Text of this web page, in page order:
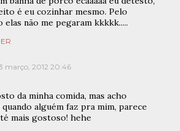
é eu cozinhar mesmo. Pelo
elas não me pegaram kkkkk.....
março, 2012 20:46
da minha comida, mas acho
alguém faz pra mim, parece
mais gostoso! hehe